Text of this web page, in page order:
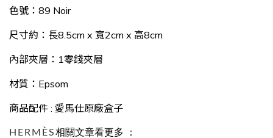
色號：89 Noir
尺寸約：長8.5cm x 寬2cm x 高8cm
內部夾層：1零錢夾層
材質：Epsom
商品配件 : 愛馬仕原廠盒子
HERMÈS相關文章看更多 ：